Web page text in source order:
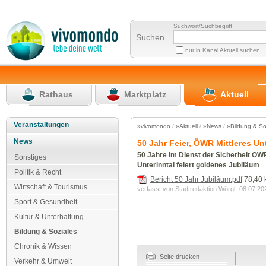
Suchen
Suchwort/Suchbegriff
nur in Kanal Aktuell suchen
Rathaus Marktplatz Aktuell
Veranstaltungen
News
Sonstiges
Politik & Recht
Wirtschaft & Tourismus
Sport & Gesundheit
Kultur & Unterhaltung
Bildung & Soziales
Chronik & Wissen
Verkehr & Umwelt
»vivomondo / »Aktuell/ »News/ »Bildung &
50 Jahr Feier, ÖWR Mittleres
50 Jahre im Dienst der Sicherheit
Unterinntal feiert goldenes Jubiläum
Bericht 50 Jahr Jubiläum.pdf78,40
verfasst von Stadtredaktion Wörgl
Seite drucken